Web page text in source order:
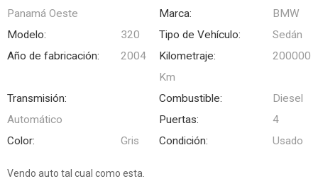
Panamá Oeste
Marca:
BMW
Modelo:
320 Tipo de Vehículo:
Sedán
Año de fabricación:
2004 Kilometraje:
200000
Km
Transmisión:
Automático
Combustible:
Diesel
Puertas:
4
Color:
Gris Condición: Usado
Vendo auto tal cual como esta.